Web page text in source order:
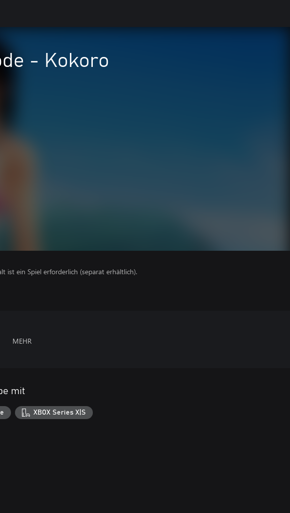
- Kokoro
ist ein Spiel erforderlich (separat erhältlich).
MEHR
mit
XBOX Series X|S